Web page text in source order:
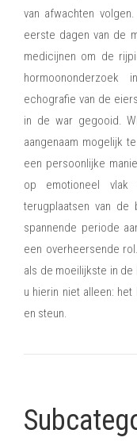
van afwachten
eerste dagen van de
medicijnen om de
echografie van de
in de war gegooid.
aangenaam mogelijk
een persoonlijke
op emotioneel
terugplaatsen van
spannende periode
een overheersende
als de moeilijkste in
u hierin niet alleen:
en steun.